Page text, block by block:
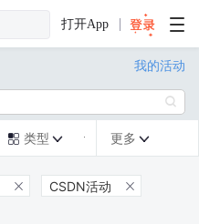
打开App
我的活动

 类型  更多 
 CSDN活动 